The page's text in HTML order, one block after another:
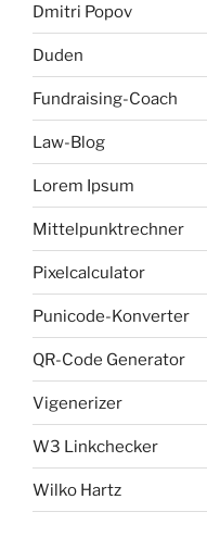
Dmitri Popov
Duden
Fundraising-Coach
Law-Blog
Lorem Ipsum
Mittelpunktrechner
Pixelcalculator
Punicode-Konverter
QR-Code Generator
Vigenerizer
W3 Linkchecker
Wilko Hartz